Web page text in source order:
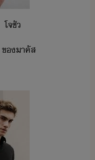
โจ​ชั
​าคัส